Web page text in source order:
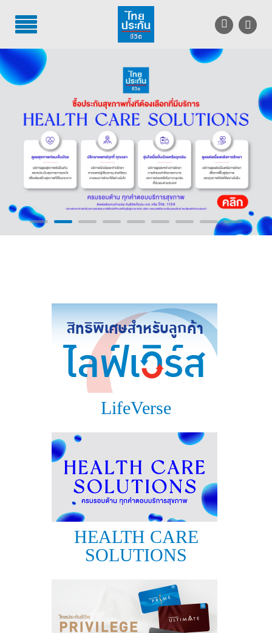
TH
บริการลูกค้า
บริการตัวแทน
รู้จักไทยประกันชีวิต
นักลงทุนสัมพันธ์
เพื่อสังคมไทย
ติดต่อไทยประกันชีวิต
แบบประกันที่เหมาะกับช่วงอายุ
เปรียบเทียบแบบประกัน
เลือกแบบประกันที่เหมาะกับคุณ
TL Learning Center
LifeVerse
HEALTH CARE
SOLUTIONS